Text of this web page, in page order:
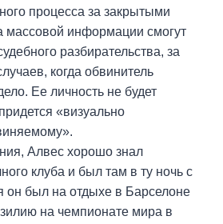
процесса за закрытыми
массовой информации смогут
разбирательства, за
когда обвинитель
Ее личность не будет
«визуально
Алвес хорошо знал
клуба и был там в ту ночь с
он был на отдыхе в Барселоне
на чемпионате мира в